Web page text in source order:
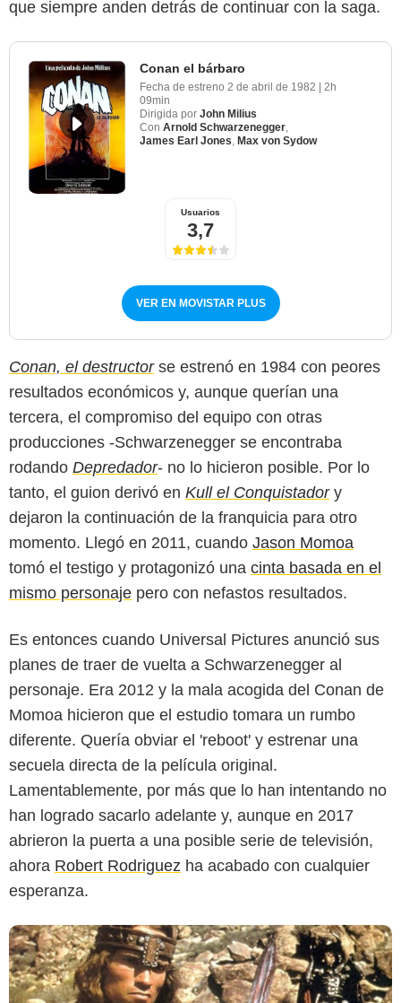
que siempre anden detrás de continuar con la saga.
Conan el bárbaro
Fecha de estreno 2 de abril de 1982 | 2h
09min
Dirigida por John Milius
Con Arnold Schwarzenegger
James Earl Jones Max von Sydow
Usuarios
3,7
VER EN MOVISTAR PLUS
Conan, el destructorse estrenó en 1984 con peores
resultados económicos y, aunque querían una
tercera, el compromiso del equipo con otras
producciones -Schwarzenegger se encontraba
rodando Depredador- no lo hicieron posible. Por lo
tanto, el guion derivó en Kull el Conquistadory
dejaron la continuación de la franquicia para otro
momento. Llegó en 2011, cuando Jason Momoa
tomó el testigo y protagonizó una cinta basada en el
mismo personaje pero con nefastos resultados.
Es entonces cuando Universal Pictures anunció sus
planes de traer de vuelta a Schwarzenegger al
personaje. Era 2012 y la mala acogida del Conan de
Momoa hicieron que el estudio tomara un rumbo
diferente. Quería obviar el 'reboot' y estrenar una
secuela directa de la película original.
Lamentablemente, por más que lo han intentando no
han logrado sacarlo adelante y, aunque en 2017
abrieron la puerta a una posible serie de televisión,
ahora Robert Rodriguez ha acabado con cualquier
esperanza.
Universal Pictures